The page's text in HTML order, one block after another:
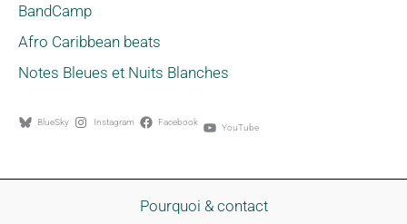
BandCamp
Afro Caribbean beats
Notes Bleues et Nuits Blanches
BlueSky Instagram Facebook YouTube
Pourquoi & contact